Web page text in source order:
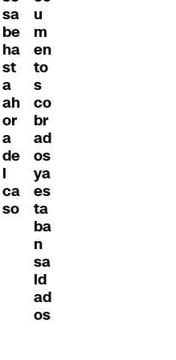
sa
be
ha
st
a
ah
or
a
de
l
ca
so
u
m
en
to
s
co
br
ad
os
ya
es
ta
ba
n
sa
ld
ad
os